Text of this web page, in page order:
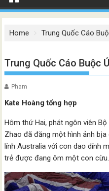
Home Trung Quốc Cáo
Trung Quốc Cáo Buộc
Pham
Kate Hoàng tổng hợp
Hôm thứ Hai, phát ngôn viên
Zhao đã đăng một hình ảnh
lính Australia với con dao dính
trẻ được đang ôm một con cừu.